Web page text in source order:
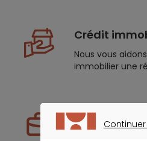
Crédit
Nous vous
immobilier une
Prêt